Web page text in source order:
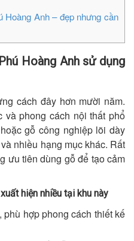
Hoàng Anh – đẹp nhưng cần
Hoàng Anh sử dụng
cách đây hơn mười năm.
và phong cách nội thất phổ
gỗ công nghiệp lõi dày
nhiều hạng mục khác. Rất
ưu tiên dùng gỗ để tạo cảm
hiện nhiều tại khu này
hợp phong cách thiết kế